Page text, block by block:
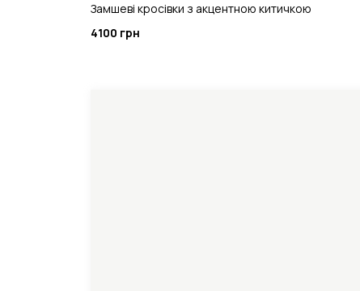
Замшеві кросівки з акцентною китичкою
4100 грн